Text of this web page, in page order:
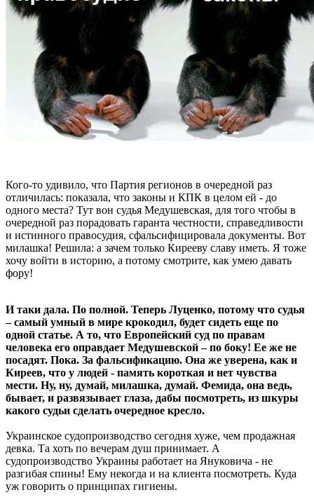
Кого-то удивило, что Партия регионов в очередной раз
отличилась: показала, что законы и КПК в целом ей - до
одного места? Тут вон судья Медушевская, для того чтобы в
очередной раз порадовать гаранта честности, справедливости
и истинного правосудия, сфальсифицировала документы. Вот
милашка! Решила: а зачем только Кирееву славу иметь. Я тоже
хочу войти в историю, а потому смотрите, как умею давать
фору!
И таки дала. По полной. Теперь Луценко, потому что судья
– самый умный в мире крокодил, будет сидеть еще по
одной статье. А то, что Европейский суд по правам
человека его оправдает Медушевской – по боку! Ее же не
посадят. Пока. За фальсификацию. Она же уверена, как и
Киреев, что у людей - память короткая и нет чувства
мести. Ну, ну, думай, милашка, думай. Фемида, она ведь,
бывает, и развязывает глаза, дабы посмотреть, из шкуры
какого судьи сделать очередное кресло.
Украинское судопроизводство сегодня хуже, чем продажная
девка. Та хоть по вечерам душ принимает. А
судопроизводство Украины работает на Януковича - не
разгибая спины! Ему некогда и на клиента посмотреть. Куда
уж говорить о принципах гигиены.